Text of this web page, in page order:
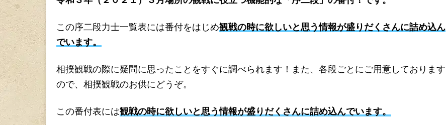
この序二段力士一覧表には番付をはじめ観戦の時に欲しいと思う情報が盛りだくさんに詰め込ん
でいます。
相撲観戦の際に疑問に思ったことをすぐに調べられます！また、各段ごとにご用意しております
ので、相撲観戦のお供にどうぞ。
この番付表には観戦の時に欲しいと思う情報が盛りだくさんに詰め込んでいます。